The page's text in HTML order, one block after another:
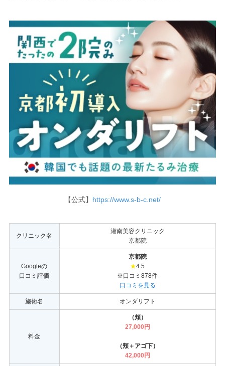
【公式】 https://www.s-b-c.net/
クリニック名
湘南美容クリニック
京都院
Googleの
口コミ評価
京都院
★4.5
※口コミ878件
口コミを見る
施術名 オンダリフト
料金
（頬）
27,000円
（頬＋アゴ下）
42,000円